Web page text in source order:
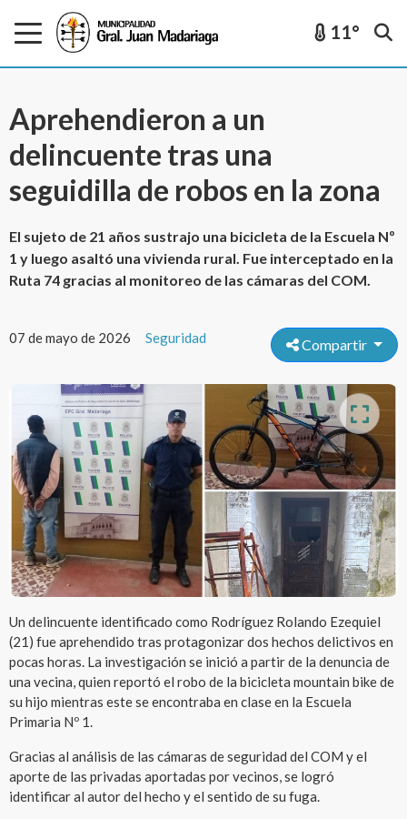
11°
Aprehendieron a un
delincuente tras una
seguidilla de robos en la zona
El sujeto de 21 años sustrajo una bicicleta de la Escuela Nº
1 y luego asaltó una vivienda rural. Fue interceptado en la
Ruta 74 gracias al monitoreo de las cámaras del COM.
07 de mayo de 2026 Seguridad Compartir
Un delincuente identificado como Rodríguez Rolando Ezequiel
(21) fue aprehendido tras protagonizar dos hechos delictivos en
pocas horas. La investigación se inició a partir de la denuncia de
una vecina, quien reportó el robo de la bicicleta mountain bike de
su hijo mientras este se encontraba en clase en la Escuela
Primaria Nº 1.
Gracias al análisis de las cámaras de seguridad del COM y el
aporte de las privadas aportadas por vecinos, se logró
identificar al autor del hecho y el sentido de su fuga.